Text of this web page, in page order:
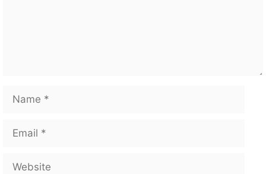
Name
Email
Website